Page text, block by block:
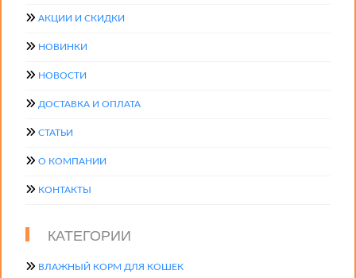
АКЦИИ И СКИДКИ
НОВИНКИ
НОВОСТИ
ДОСТАВКА И ОПЛАТА
СТАТЬИ
О КОМПАНИИ
КОНТАКТЫ
КАТЕГОРИИ
ВЛАЖНЫЙ КОРМ ДЛЯ КОШЕК